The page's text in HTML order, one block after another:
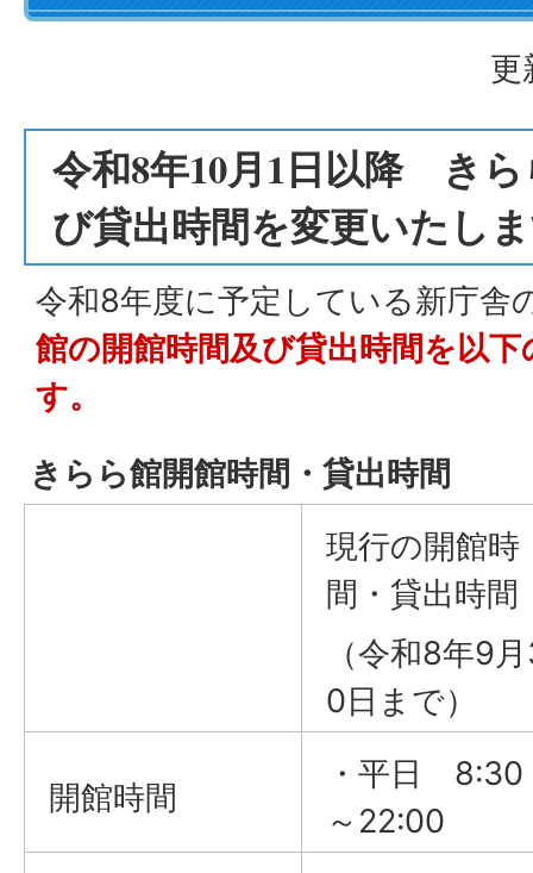
更
令和8年10月1日以降 き
び貸出時間を変更いたし
令和8年度に予定している新庁舎
館の開館時間及び貸出時間を以
す。
きらら館開館時間・貸出時間
現行の開館時
間・貸出時間
（令和8年9
0日まで）
開館時間
・平日 8:30
～22:00